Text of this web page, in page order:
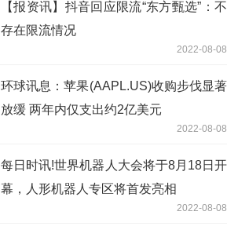
【报资讯】抖音回应限流“东方甄选”：不
存在限流情况
2022-08-08
环球讯息：苹果(AAPL.US)收购步伐显著
放缓 两年内仅支出约2亿美元
2022-08-08
每日时讯!世界机器人大会将于8月18日开
幕，人形机器人专区将首发亮相
2022-08-08